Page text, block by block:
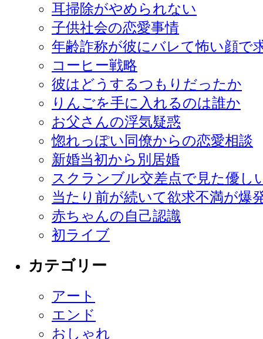
耳掃除がやめられない
子供社会の恋愛事情
年齢詐称が彼にバレて怖い顔で
コーヒー戦略
彼はどうするつもりだったか
りんごを手に入れるのは誰か
お父さんの浮気疑惑
惚れっぽい同僚からの恋愛相談
新婚当初から別居婚
スクランブル交差点で見た優し
当たり前が続いて欲求不満が爆
赤ちゃんの自己認識
初ライブ
カテゴリー
アート
エンド
おしゃれ